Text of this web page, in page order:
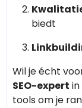
biedt
Wil je écht
SEO-expert
tools om je